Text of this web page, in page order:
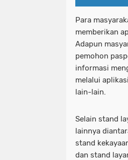
Para
memberikan
Adapun
pemohon
informasi
melalui
lain-lain.
Selain stand
lainnya
stand
dan stand